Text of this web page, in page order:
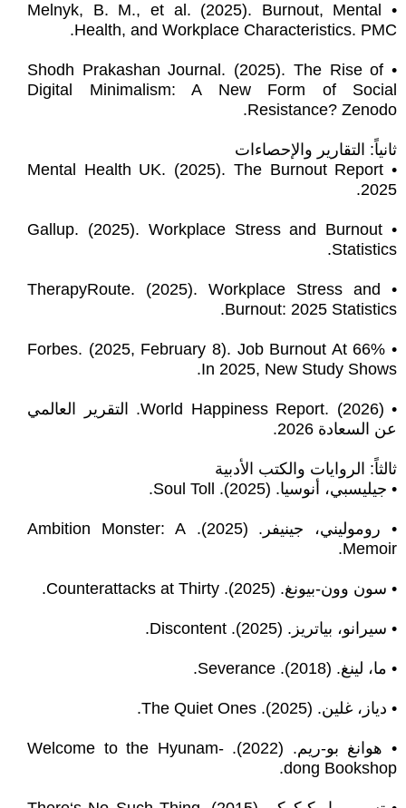
• Melnyk, B. M., et al. (2025). Burnout, Mental
Health, and Workplace Characteristics. PMC.
• Shodh Prakashan Journal. (2025). The Rise of
Digital Minimalism: A New Form of Social
Resistance? Zenodo.
ثانياً: التقارير والإحصاءات
• Mental Health UK. (2025). The Burnout Report
2025.
• Gallup. (2025). Workplace Stress and Burnout
Statistics.
• TherapyRoute. (2025). Workplace Stress and
Burnout: 2025 Statistics.
• Forbes. (2025, February 8). Job Burnout At 66%
In 2025, New Study Shows.
• World Happiness Report. (2026). التقرير العالمي
عن السعادة 2026.
ثالثاً: الروايات والكتب الأدبية
• جيليسبي، أنوسيا. (2025). Soul Toll.
• روموليني، جينيفر. (2025). Ambition Monster: A
Memoir.
• سون وون-بيونغ. (2025). Counterattacks at Thirty.
• سيرانو، بياتريز. (2025). Discontent.
• ما، لينغ. (2018). Severance.
• دياز، غلين. (2025). The Quiet Ones.
• هوانغ بو-ريم. (2022). Welcome to the Hyunam-
dong Bookshop.